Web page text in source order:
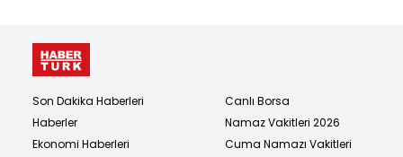
Son Dakika Haberleri
Haberler
Ekonomi Haberleri
Canlı Borsa
Namaz Vakitleri 2026
Cuma Namazı Vakitleri